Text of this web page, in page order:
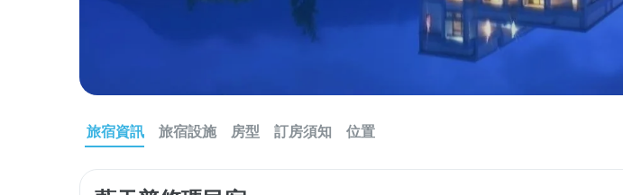
旅宿資訊 旅宿設施 房型 訂房須知 位置